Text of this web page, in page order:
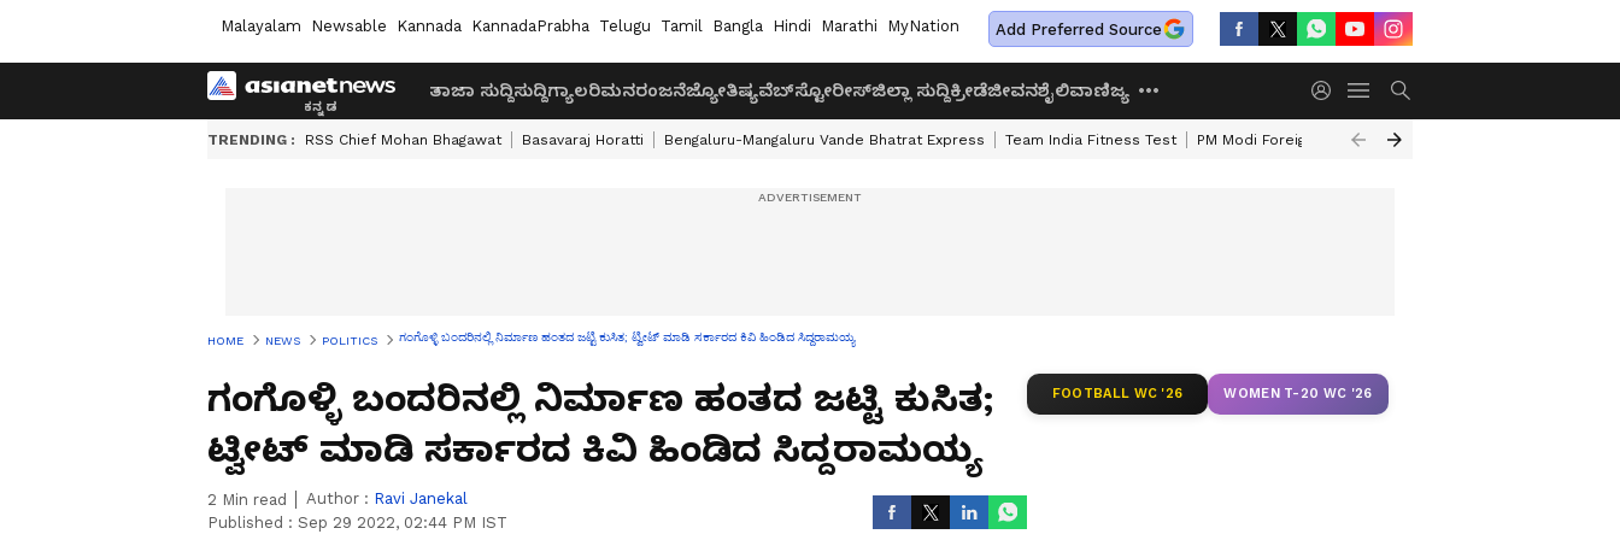
Malayalam Newsable Kannada KannadaPrabha Telugu Tamil Bangla Hindi Marathi MyNation Add Preferred Source
ತಾಜಾ ಸುದ್ದಿಸುದ್ದಿಗ್ಯಾಲರಿಮನರಂಜನೆಜ್ಯೋತಿಷ್ಯವೆಬ್‌ಸ್ಟೋರೀಸ್ಜಿಲ್ಲಾ ಸುದ್ದಿಕ್ರೀಡೆಜೀವನಶೈಲಿವಾಣಿಜ್ಯ
TRENDING : RSS Chief Mohan Bhagawat Basavaraj Horatti Bengaluru-Mangaluru Vande Bhatrat Express Team India Fitness Test PM Modi Foreign Travel Expenditure
HOME NEWS POLITICS ಗಂಗೊಳ್ಳಿ ಬಂದರಿನಲ್ಲಿ ನಿರ್ಮಾಣ ಹಂತದ ಜಟ್ಟಿ ಕುಸಿತ; ಟ್ವೀಟ್ ಮಾಡಿ ಸರ್ಕಾರದ ಕಿವಿ ಹಿಂಡಿದ ಸಿದ್ದರಾಮಯ್ಯ
ಗಂಗೊಳ್ಳಿ ಬಂದರಿನಲ್ಲಿ ನಿರ್ಮಾಣ ಹಂತದ ಜಟ್ಟಿ ಕುಸಿತ;
ಟ್ವೀಟ್ ಮಾಡಿ ಸರ್ಕಾರದ ಕಿವಿ ಹಿಂಡಿದ ಸಿದ್ದರಾಮಯ್ಯ
2 Min read Author : Ravi Janekal
Published : Sep 29 2022, 02:44 PM IST
FOOTBALL WC '26 WOMEN T-20 WC '26